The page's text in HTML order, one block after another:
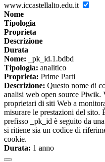
www.iccastellalto.edu.it
Nome
Tipologia
Proprieta
Descrizione
Durata
Nome: _pk_id.1.bdbd
Tipologia: analitico
Proprieta: Prime Parti
Descrizione: Questo nome di
analisi web open source Piwik.
proprietari di siti Web a
misurare le prestazioni del
prefisso _pk_id è seguito da
si ritiene sia un codice di
cookie.
Durata: 1 anno